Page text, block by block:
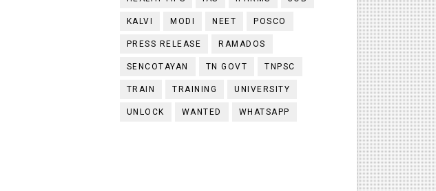
KALVI MODI NEET POSCO
PRESS RELEASE RAMADOS
SENCOTAYAN TN GOVT TNPSC
TRAIN TRAINING UNIVERSITY
UNLOCK WANTED WHATSAPP